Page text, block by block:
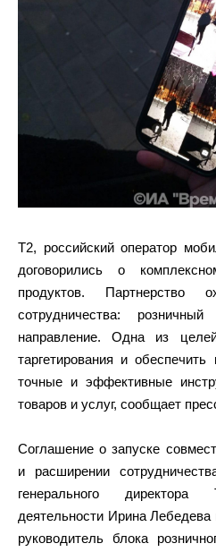
Т2, российский оператор
договорились о
продуктов. Партнерство
сотрудничества:
направление. Одна из
таргетирования и
точные и эффективные
товаров и услуг, сообщает
Соглашение о запуске
и расширении
генерального
деятельности Ирина Лебедева
руководитель блока